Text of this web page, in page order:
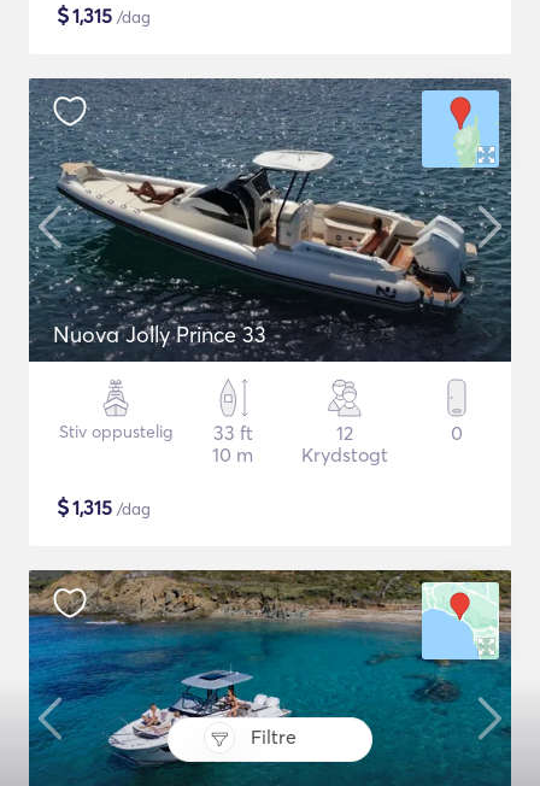
Filtre
$1,315 /dag
Nuova Jolly Prince 33
Stiv oppustelig
33 ft
10 m
12
Krydstogt
0
$1,315 /dag